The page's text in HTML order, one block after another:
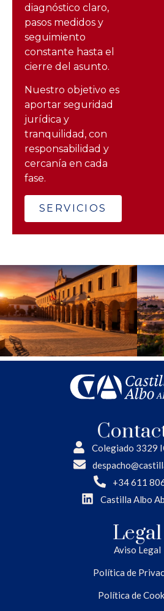
diagnóstico claro,
pasos medidos y
seguimiento
constante hasta el
cierre del asunto.
Nuestro objetivo es
aportar seguridad
jurídica y
tranquilidad, con
responsabilidad y
cercanía en cada
fase.
SERVICIOS
Colegiado 3329
+34 611
Castilla Albo
Legal
Aviso Legal
Política de
Política de